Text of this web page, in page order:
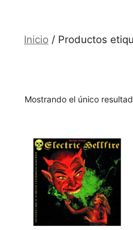
Inicio / Productos
Mostrando el único